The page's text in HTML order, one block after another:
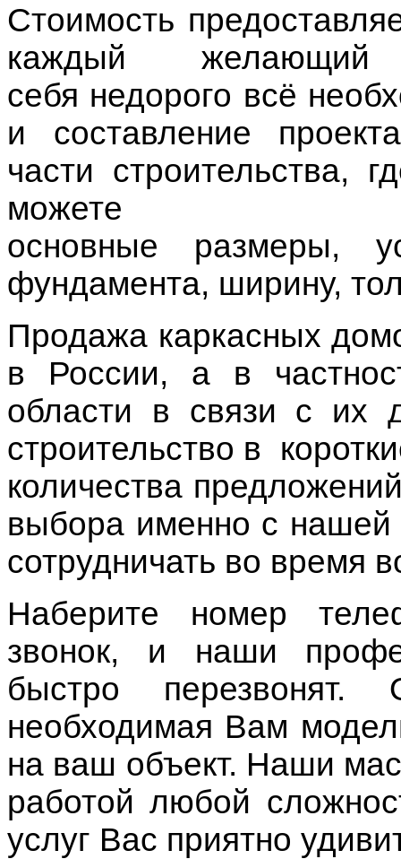
Стоимость
каждый
себя недорого всё
и составление
части строительства,
основные размеры,
фундамента, ширину,
Продажа каркасных
в России, а в
области
в связи с их
строительство в
количества
выбора именно с нашей
сотрудничать во время
Наберите номер
звонок, и наши
быстро перезвонят.
необходимая Вам
на ваш объект. Наши
работой любой
услуг Вас приятно